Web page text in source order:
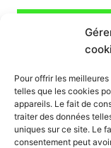
Pour offrir les
telles que les cookies
appareils. Le fait de
traiter des données
uniques sur ce site. Le
consentement peut
Mon compte
Nous contacter
Mode paiement